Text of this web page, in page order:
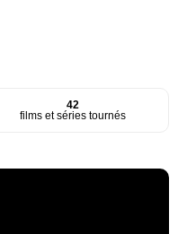
42
films et séries tournés